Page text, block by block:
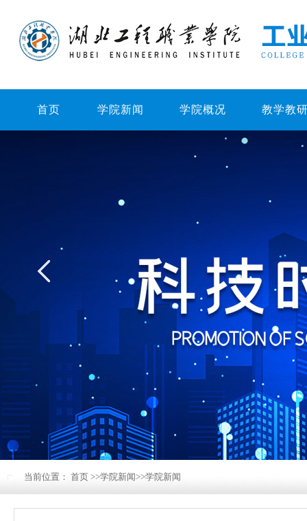
首页 学院新闻 学院概况 教学教
当前位置： 首页 >>学院新闻>>学院新闻